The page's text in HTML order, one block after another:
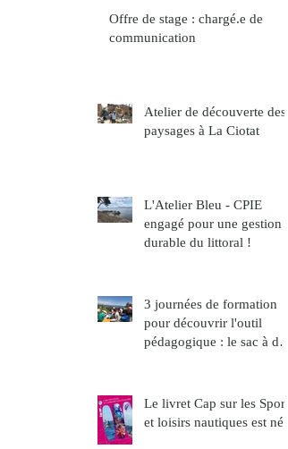
Offre de stage : chargé.e de
communication
Atelier de découverte des
paysages à La Ciotat
L'Atelier Bleu - CPIE
engagé pour une gestion
durable du littoral !
3 journées de formation
pour découvrir l'outil
pédagogique : le sac à dos
Le livret Cap sur les Sports
et loisirs nautiques est né !